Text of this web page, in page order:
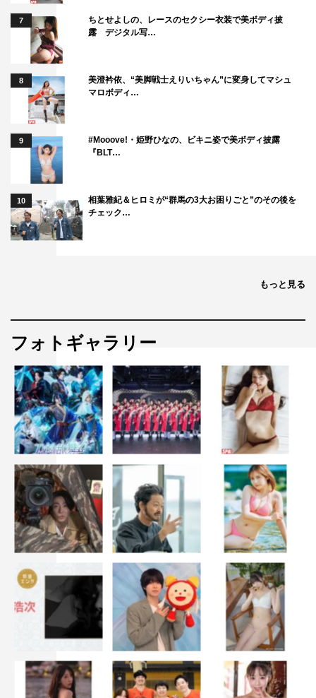
7
ちとせよしの、レースのセクシー衣装で美ボディ披
露 デジタル写…
8
美澄衿依、“美脚戦士えりいちゃん”に変身してマシュ
マロボディ…
9
#Mooove!・姫野ひなの、ビキニ姿で美ボディ披露
『BLT…
10
相葉雅紀＆ヒロミが“群馬の3大お困りごと”のその後を
チェック…
もっと見る
フォトギャラリー